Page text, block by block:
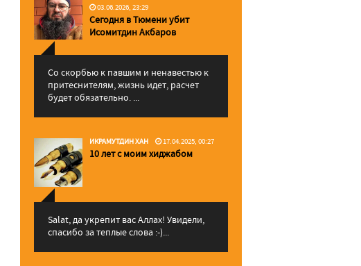
03.06.2026, 23:29
Сегодня в Тюмени убит
Исомитдин Акбаров
Со скорбью к павшим и ненавестью к
притеснителям, жизнь идет, расчет
будет обязательно. ...
ИКРАМУТДИН ХАН 17.04.2025, 00:27
10 лет с моим хиджабом
Salat, да укрепит вас Аллаx! Увидели,
спасибо за теплые слова :-)...